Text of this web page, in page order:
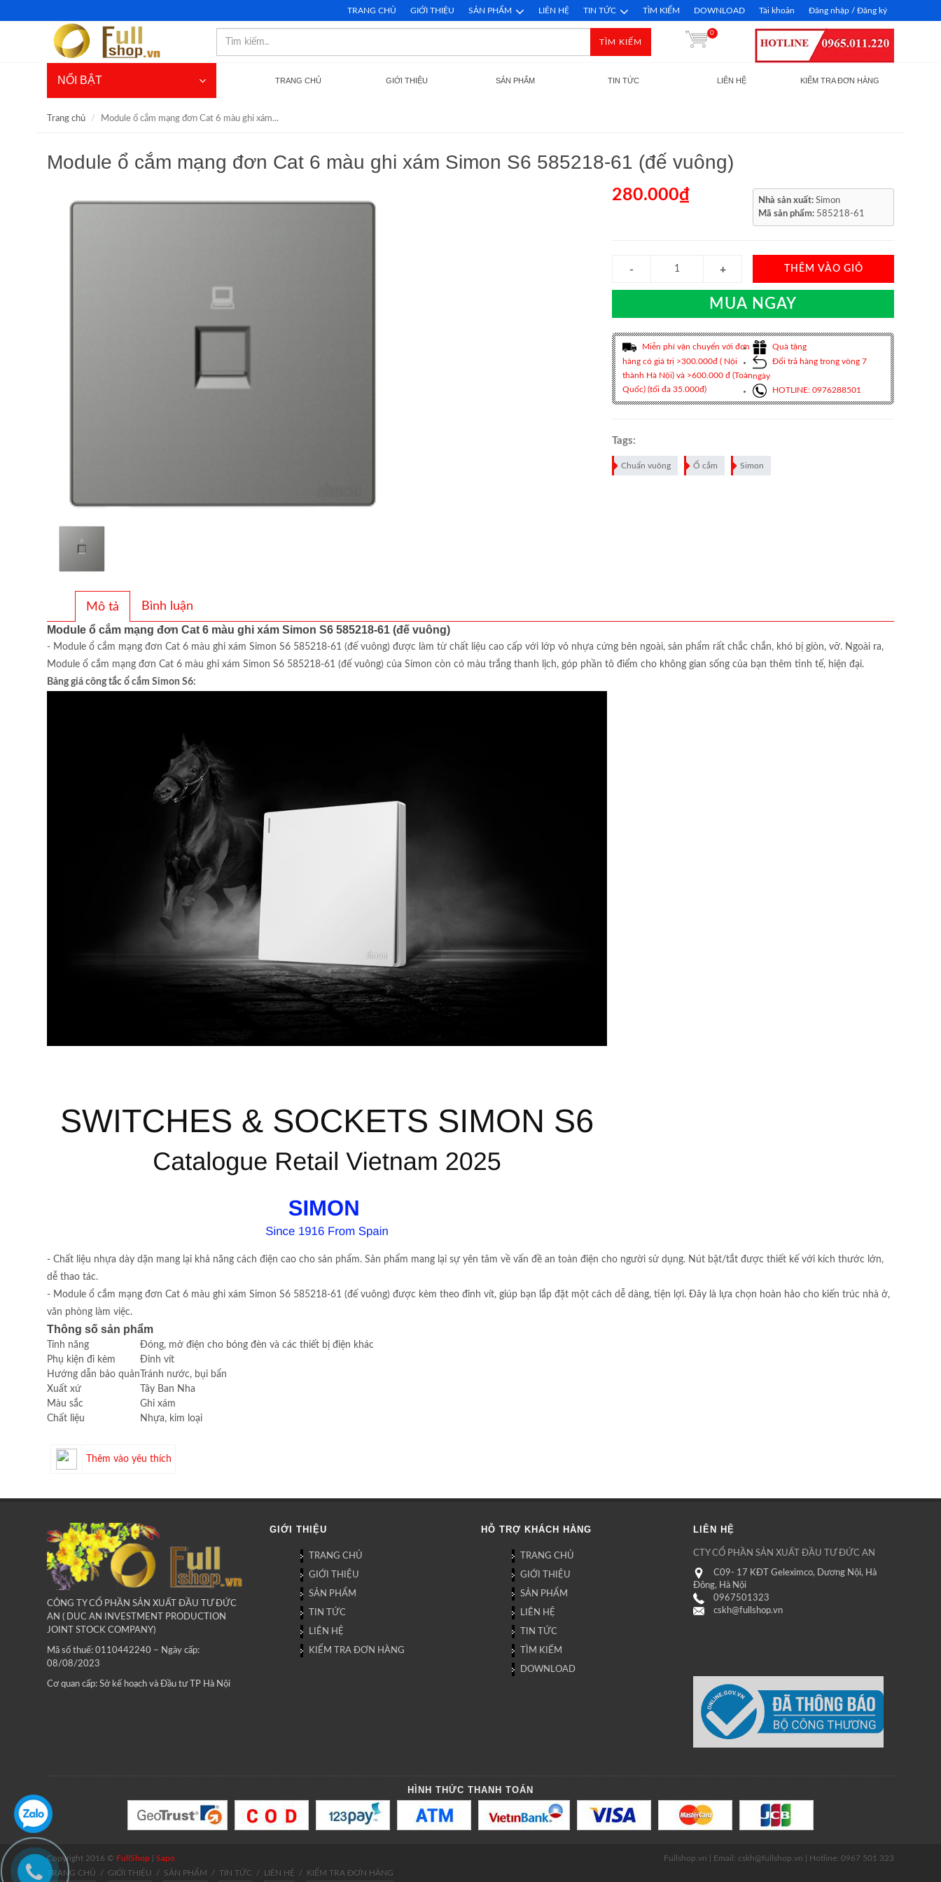
TRANG CHỦ GIỚI THIỆU SẢN PHẨM LIÊN HỆ TIN TỨC TÌM KIẾM DOWNLOAD Tài khoản Đăng nhập / Đăng ký
TÌM KIẾM
0
NỔI BẬT TRANG CHỦ GIỚI THIỆU SẢN PHẨM TIN TỨC LIÊN HỆ KIỂM TRA ĐƠN HÀNG
Trang chủ Module ổ cắm mạng đơn Cat 6 màu ghi xám...
Module ổ cắm mạng đơn Cat 6 màu ghi xám Simon S6 585218-61 (đế vuông)
280.000₫ Nhà sản xuất:Simon
Mã sản phẩm: 585218-61
THÊM VÀO GIỎ
MUA NGAY
Miễn phí vận chuyển với đơn
hàng có giá trị >300.000đ ( Nội
thành Hà Nội) và >600.000 đ (Toàn
Quốc) (tối đa 35.000đ)
Quà tặng
Đổi trả hàng trong vòng 7
ngày
HOTLINE: 0976288501
Tags:
Chuẩn vuông Ổ cắm Simon
Mô tả Bình luận
Module ổ cắm mạng đơn Cat 6 màu ghi xám Simon S6 585218-61 (đế vuông)
- Module ổ cắm mạng đơn Cat 6 màu ghi xám Simon S6 585218-61 (đế vuông) được làm từ chất liệu cao cấp với lớp vỏ nhựa cứng bên ngoài, sản phẩm rất chắc chắn, khó bị giòn, vỡ. Ngoài ra,
Module ổ cắm mạng đơn Cat 6 màu ghi xám Simon S6 585218-61 (đế vuông) của Simon còn có màu trắng thanh lịch, góp phần tô điểm cho không gian sống của bạn thêm tinh tế, hiện đại.
Bảng giá công tắc ổ cắm Simon S6:
- Chất liệu nhựa dày dặn mang lại khả năng cách điện cao cho sản phẩm. Sản phẩm mang lại sự yên tâm về vấn đề an toàn điện cho người sử dụng. Nút bật/tắt được thiết kế với kích thước lớn,
dễ thao tác.
- Module ổ cắm mạng đơn Cat 6 màu ghi xám Simon S6 585218-61 (đế vuông) được kèm theo đinh vít, giúp bạn lắp đặt một cách dễ dàng, tiện lợi. Đây là lựa chọn hoàn hảo cho kiến trúc nhà ở,
văn phòng làm việc.
Thông số sản phẩm
Tính năng
Đóng, mở điện cho bóng đèn và các thiết bị điện khác
Phụ kiện đi kèm
Đinh vít
Hướng dẫn bảo quản Tránh nước, bụi bẩn
Xuất xứ
Tây Ban Nha
Màu sắc
Ghi xám
Chất liệu
Nhựa, kim loại
Thêm vào yêu thích
CÔNG TY CỔ PHẦN SẢN XUẤT ĐẦU TƯ ĐỨC
AN ( DUC AN INVESTMENT PRODUCTION
JOINT STOCK COMPANY)
Mã số thuế: 0110442240 – Ngày cấp:
08/08/2023
Cơ quan cấp: Sở kế hoạch và Đầu tư TP Hà Nội
GIỚI THIỆU
TRANG CHỦ
GIỚI THIỆU
SẢN PHẨM
TIN TỨC
LIÊN HỆ
KIỂM TRA ĐƠN HÀNG
HỖ TRỢ KHÁCH HÀNG
TRANG CHỦ
GIỚI THIỆU
SẢN PHẨM
LIÊN HỆ
TIN TỨC
TÌM KIẾM
DOWNLOAD
LIÊN HỆ
CTY CỔ PHẦN SẢN XUẤT ĐẦU TƯ ĐỨC AN
C09- 17 KĐT Geleximco, Dương Nội, Hà
Đông, Hà Nội
0967501323
cskh@fullshop.vn
HÌNH THỨC THANH TOÁN
Copyright 2016 © FullShop
Sapo
TRANG CHỦ
/ GIỚI THIỆU / SẢN PHẨM / TIN TỨC / LIÊN HỆ / KIỂM TRA ĐƠN HÀNG
Fullshop.vn | Email: cskh@fullshop.vn | Hotline: 0967 501 323